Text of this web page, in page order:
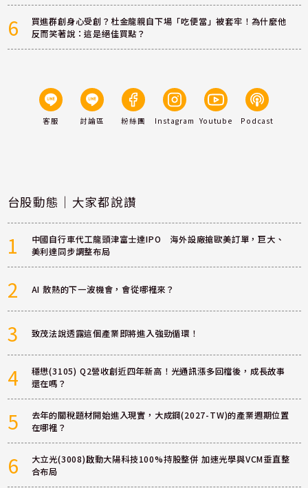
6
買進群創身心受創？杜金龍親自下場「吃便當」被套牢！為什麼他
反而笑著說：這是絕佳買點？
客服 討論區 粉絲團 Instagram Youtube Podcast
台股動態｜大家都說讚
1
中國自行車代工龍頭津富士達IPO 海外設廠搶歐美訂單，巨大、
美利達同步調整布局
2 AI 散熱的下一波機會，會從哪裡來？
3 致茂法說透露這個產業即將進入強勁循環！
4
穩懋(3105) Q2營收創近四年新高！光通訊漲多回檔後，成長故事
還在嗎？
5
去年的關稅題材開始進入現實，大成鋼(2027-TW)的產業週期位置
在哪裡？
6
大立光(3008)啟動大陽科技100%持股整併 加速光學與VCM垂直整
合布局